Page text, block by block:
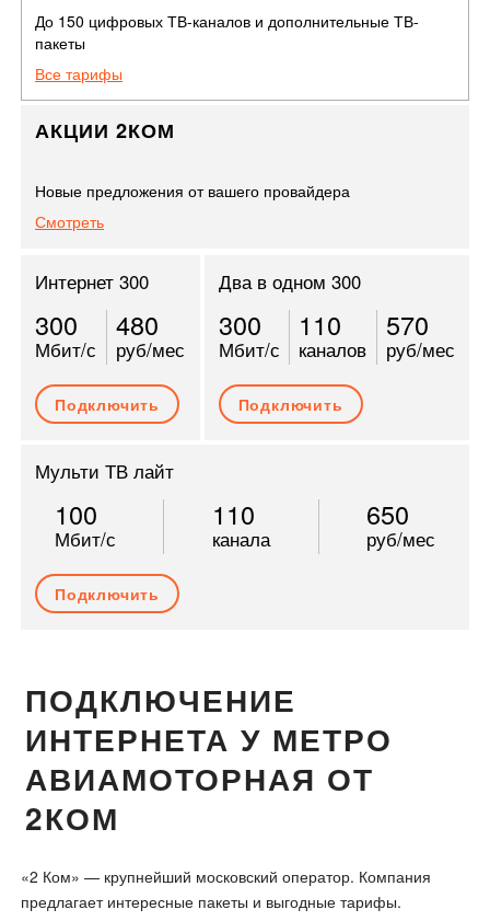
До 150 цифровых ТВ-каналов и дополнительные ТВ-
пакеты
Все тарифы
АКЦИИ 2КОМ
Новые предложения от вашего провайдера
Смотреть
Интернет 300
300
Мбит/с
480
руб/мес
Подключить
Два в одном 300
300
Мбит/с
110
каналов
570
руб/мес
Подключить
Мульти ТВ лайт
100
Мбит/с
110
канала
650
руб/мес
Подключить
ПОДКЛЮЧЕНИЕ
ИНТЕРНЕТА У МЕТРО
АВИАМОТОРНАЯ ОТ
2КОМ
«2 Ком» — крупнейший московский оператор. Компания
предлагает интересные пакеты и выгодные тарифы.